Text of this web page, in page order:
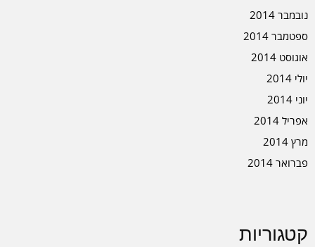
נובמבר 2014
ספטמבר 2014
אוגוסט 2014
יולי 2014
יוני 2014
אפריל 2014
מרץ 2014
פברואר 2014
קטגוריות